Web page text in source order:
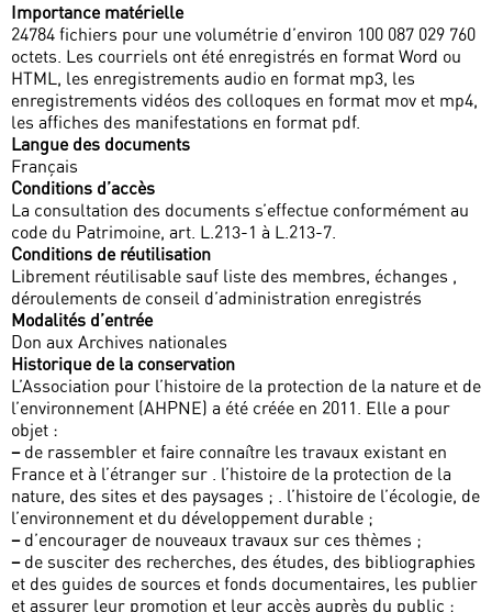
Importance matérielle
24784 fichiers pour une volumétrie d’environ 100 087 029 760
octets. Les courriels ont été enregistrés en format Word ou
HTML, les enregistrements audio en format mp3, les
enregistrements vidéos des colloques en format mov et mp4,
les affiches des manifestations en format pdf.
Langue des documents
Français
Conditions d’accès
La consultation des documents s’effectue conformément au
code du Patrimoine, art. L.213-1 à L.213-7.
Conditions de réutilisation
Librement réutilisable sauf liste des membres, échanges ,
déroulements de conseil d’administration enregistrés
Modalités d’entrée
Don aux Archives nationales
Historique de la conservation
L’Association pour l’histoire de la protection de la nature et de
l’environnement (AHPNE) a été créée en 2011. Elle a pour
objet :
–de rassembler et faire connaître les travaux existant en
France et à l’étranger sur . l’histoire de la protection de la
nature, des sites et des paysages ; . l’histoire de l’écologie, de
l’environnement et du développement durable ;
–d’encourager de nouveaux travaux sur ces thèmes ;
–de susciter des recherches, des études, des bibliographies
et des guides de sources et fonds documentaires, les publier
et assurer leur promotion et leur accès auprès du public ;